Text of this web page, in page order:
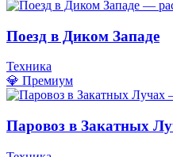
Поезд в Диком Западе
Техника
💎 Премиум
Паровоз в Закатных